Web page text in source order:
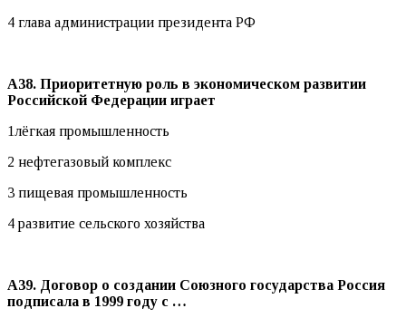
4 глава администрации президента РФ
А38. Приоритетную роль в экономическом развитии
Российской Федерации играет
1лёгкая промышленность
2 нефтегазовый комплекс
3 пищевая промышленность
4 развитие сельского хозяйства
А39. Договор о создании Союзного государства Россия
подписала в 1999 году с …